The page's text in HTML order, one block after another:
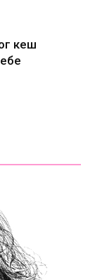
кеш